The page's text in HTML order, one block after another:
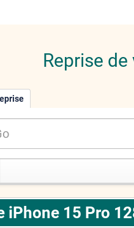
Reprise
iPhone 15 Pro